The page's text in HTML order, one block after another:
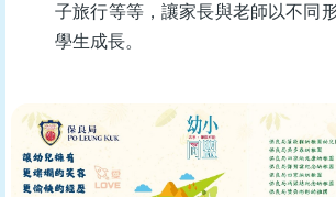
子旅行等等，讓家長與老師以不同
學生成長。